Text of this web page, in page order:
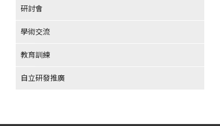
研討會
學術交流
教育訓練
自立研發推廣